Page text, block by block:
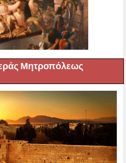
Μητροπόλεως